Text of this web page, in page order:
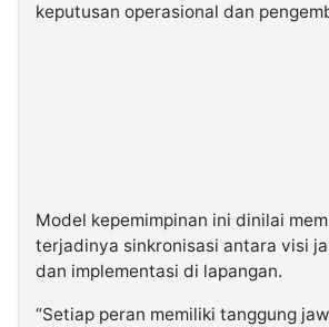
keputusan operasional dan
Model kepemimpinan ini dinilai
terjadinya sinkronisasi antara visi
dan implementasi di lapangan.
“Setiap peran memiliki tanggung